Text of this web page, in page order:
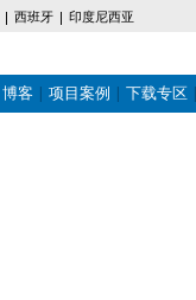
西班牙 印度尼西亚
博客 项目案例 下载专区